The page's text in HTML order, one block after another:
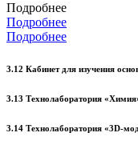
Подробнее
Подробнее
Подробнее
3.12 Кабинет для изучения
3.13 Технолаборатория
3.14 Технолаборатория «3D-